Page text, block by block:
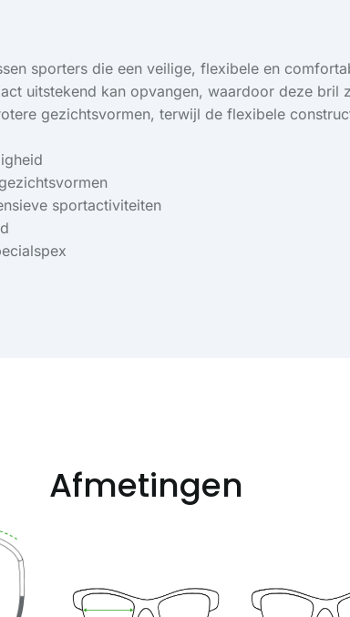
sporters die een veilige, flexibele en
uitstekend kan opvangen, waardoor deze
gezichtsvormen, terwijl de flexibele
sportactiviteiten
Afmetingen